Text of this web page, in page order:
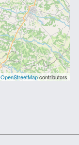
OpenStreetMapcontributors